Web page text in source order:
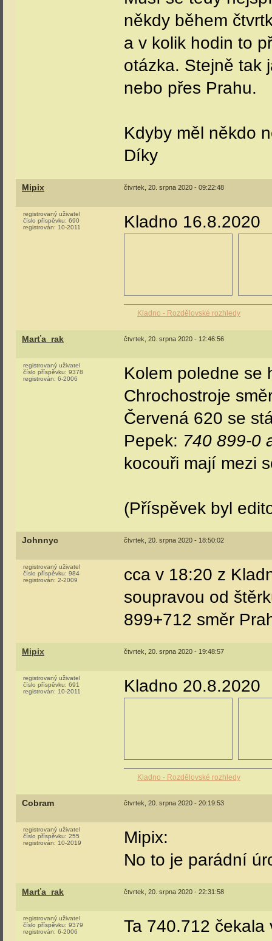
někdy během
a v kolik hodin to
otázka. Stejně tak
nebo přes Prahu.
Kdyby měl někdo
Díky
Mipix čtvrtek, 20. srpna 2020 - 09:22:48
registrovaný uživatel
číslo příspěvku: 690
registrován: 10-2011 Kladno 16.8.2020
Kladno - Rozdělovské rozhledy
Marťa_rak čtvrtek, 20. srpna 2020 - 12:46:56
registrovaný uživatel
číslo příspěvku: 9378
registrován: 6-2006
Kolem poledne se
Chrochostroje
Červená 620 se
Pepek: 740 899-0
kocouři mají mezi
(Příspěvek byl
Johnnyc čtvrtek, 20. srpna 2020 - 18:50:02
registrovaný uživatel
číslo příspěvku: 984
registrován: 2-2009
cca v 18:20 z
soupravou od
899+712 směr
Mipix čtvrtek, 20. srpna 2020 - 19:48:57
registrovaný uživatel
číslo příspěvku: 691
registrován: 10-2011 Kladno 20.8.2020
Kladno - Rozdělovské rozhledy
Cobram čtvrtek, 20. srpna 2020 - 20:19:53
registrovaný uživatel
číslo příspěvku: 255
registrován: 10-2019
Mipix:
No to je parádní
Marťa_rak čtvrtek, 20. srpna 2020 - 22:31:58
registrovaný uživatel
číslo příspěvku: 9379
registrován: 6-2006 Ta 740.712